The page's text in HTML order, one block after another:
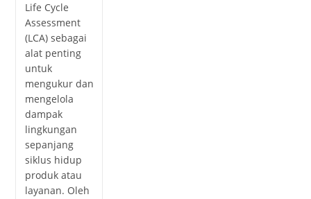
Life Cycle
Assessment
(LCA) sebagai
alat penting
untuk
mengukur dan
mengelola
dampak
lingkungan
sepanjang
siklus hidup
produk atau
layanan. Oleh